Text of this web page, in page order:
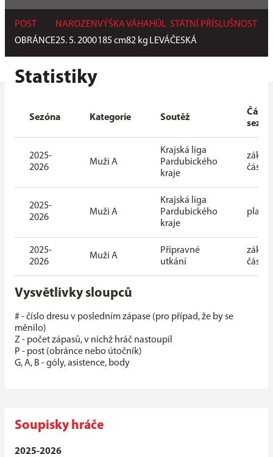
POST
OBRÁNCE
NAROZEN
25. 5. 2000
VÝŠKA
185 cm
VÁHA
82 kg
HŮL
LEVÁ
STÁTNÍ PŘÍSLUŠNOST
ČESKÁ
Statistiky
Sezóna Kategorie Soutěž
Část
2025-
2026
Muži A
Krajská liga
Pardubického
kraje
část
2025-
2026
Muži A
Krajská liga
Pardubického
kraje
2025-
2026
Muži A
Přípravné
utkání
část
Vysvětlivky sloupců
# - číslo dresu v posledním zápase (pro případ, že by se
měnilo)
Z - počet zápasů, v nichž hráč nastoupil
P - post (obránce nebo útočník)
G, A, B - góly, asistence, body
Soupisky hráče
2025-2026